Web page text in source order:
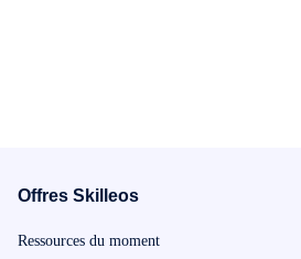
Offres Skilleos
Ressources du moment